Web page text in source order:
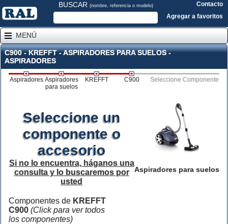
BUSCAR (nombre, referencia o modelo)
Contacto
Agregar a favoritos
MENÚ
C900 - KREFFT - ASPIRADORES PARA SUELOS -
ASPIRADORES
Aspiradores Aspiradores
para suelos
KREFFT C900 Seleccione Componente
Aspiradores para suelos
Seleccione un
componente o
accesorio
Si no lo encuentra, háganos una
consulta y lo buscaremos por
usted
Componentes de KREFFT
C900 (Click para ver todos
los componentes)